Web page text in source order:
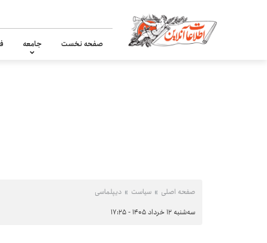
صفحه نخست جامعه
صفحه اصلی سیاست دیپلماسی
سه‌شنبه ۱۲ خرداد ۱۴۰۵ - ۱۷:۲۵